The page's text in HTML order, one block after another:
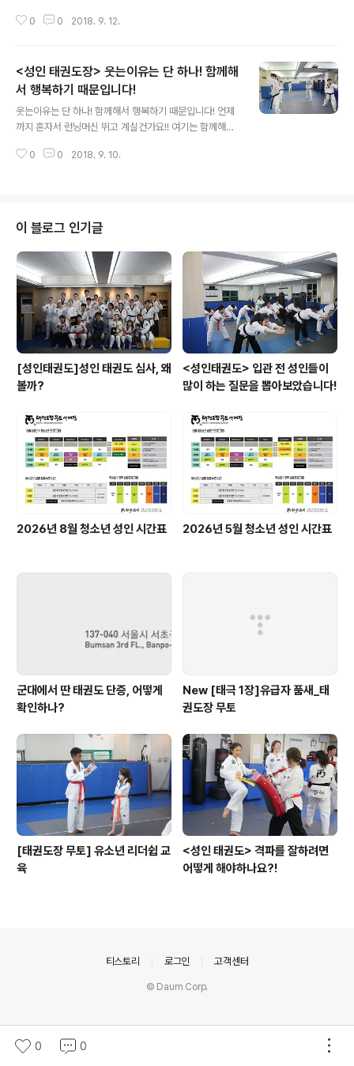
대단한 운동이구나..하고 시작하신 분들이 너무나도 많습
0 0 2018. 9. 12.
<성인 태권도장> 웃는이유는 단 하나! 함께해
서 행복하기 때문입니다!
웃는이유는 단 하나! 함께해서 행복하기 때문입니다! 언제
까지 혼자서 런닝머신 뛰고 계실건가요!! 여기는 함께해서
서 2배 입니다! 한번 보러오세요! 언제나 오픈클래스여서
0 0 2018. 9. 10.
이 블로그 인기글
[성인태권도]성인 태권도 심사, 왜
볼까?
<성인태권도> 입관 전 성인들이
많이 하는 질문을 뽑아보았습니다!
2026년 8월 청소년 성인 시간표 2026년 5월 청소년 성인 시간표
군대에서 딴 태권도 단증, 어떻게
확인하나?
New [태극 1장]유급자 품새_태
권도장 무토
[태권도장 무토] 유소년 리더쉽 교
육
<성인 태권도> 격파를 잘하려면
어떻게 해야하나요?!
0 0
티스토리 로그인 고객센터
© Daum Corp.